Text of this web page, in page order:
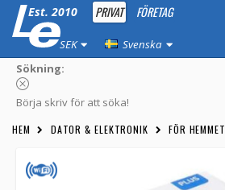
Est. 2010 PRIVAT FÖRETAG
SEK Svenska
Sökning:
Börja skriv för att söka!
HEM DATOR & ELEKTRONIK FÖR HEMMET